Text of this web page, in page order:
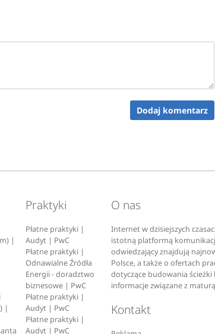
Dodaj komentarz
|
|
Praktyki
Płatne praktyki |
Audyt | PwC
Płatne praktyki |
Odnawialne Źródła
Energii - doradztwo
biznesowe | PwC
Płatne praktyki |
Audyt | PwC
Płatne praktyki |
Audyt | PwC
O nas
Internet w dzisiejszych
istotną platformą
odwiedzający znajdują
Polsce, a także o ofertach
dotyczące budowania
informacje związane z
Kontakt